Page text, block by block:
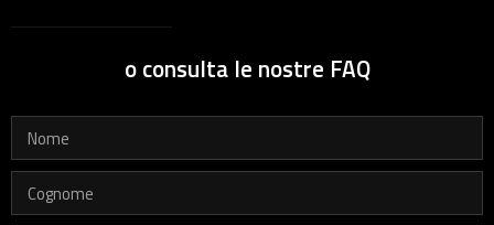
o consulta le nostre FAQ